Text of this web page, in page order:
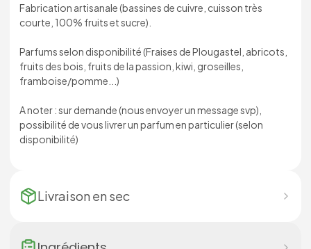
Fabrication artisanale (bassines de cuivre, cuisson très
courte, 100% fruits et sucre).
Parfums selon disponibilité (Fraises de Plougastel, abricots,
fruits des bois, fruits de la passion, kiwi, groseilles,
framboise/pomme...)
A noter : sur demande (nous envoyer un message svp),
possibilité de vous livrer un parfum en particulier (selon
disponibilité)
Livraison en sec